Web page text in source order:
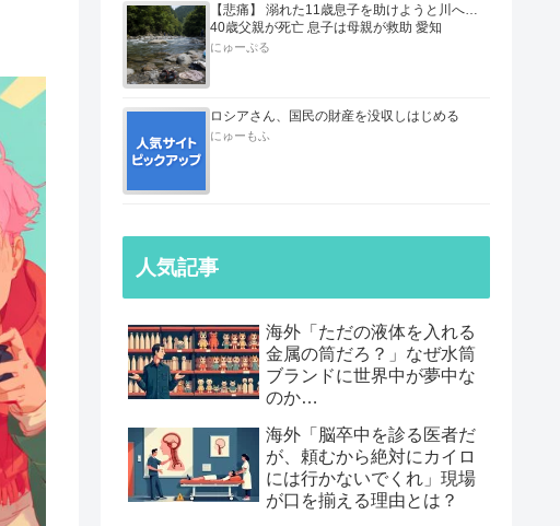
【悲痛】 溺れた11歳息子を助けようと川へ…
40歳父親が死亡 息子は母親が救助 愛知
にゅーぷる
ロシアさん、国民の財産を没収しはじめる
にゅーもふ
人気記事
海外「ただの液体を入れる
金属の筒だろ？」なぜ水筒
ブランドに世界中が夢中な
のか…
海外「脳卒中を診る医者だ
が、頼むから絶対にカイロ
には行かないでくれ」現場
が口を揃える理由とは？